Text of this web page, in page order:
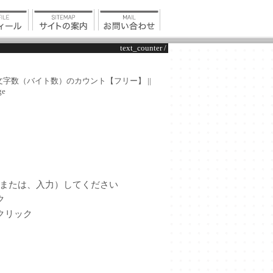
text_counter /
たは、入力）してください
リック